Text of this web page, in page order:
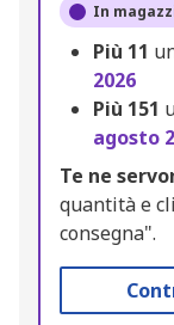
In
Più 11
2026
Più 151
agosto
Te ne
quantità e
consegna".